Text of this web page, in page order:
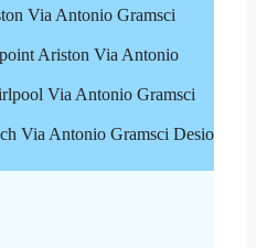
Via Antonio Gramsci
Ariston Via Antonio
Via Antonio Gramsci
Via Antonio Gramsci Desio